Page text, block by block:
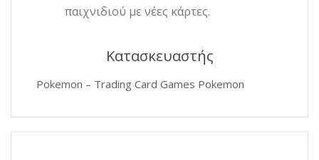
παιχνιδιού με νέες κάρτες.
Κατασκευαστής
Pokemon – Trading Card Games Pokemon